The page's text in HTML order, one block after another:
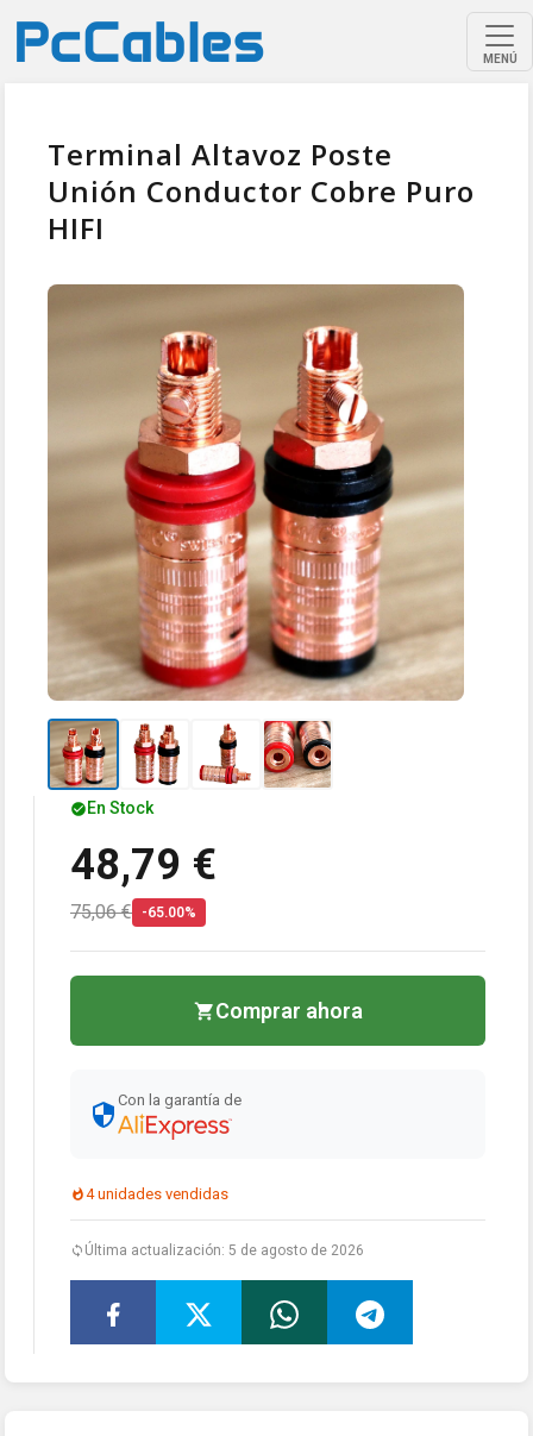
MENÚ
Terminal Altavoz Poste
Unión Conductor Cobre Puro
HIFI
En Stock
48,79 €
75,06 € -65.00%
Comprar ahora
Con la garantía de
4 unidades vendidas
Última actualización: 5 de agosto de 2026